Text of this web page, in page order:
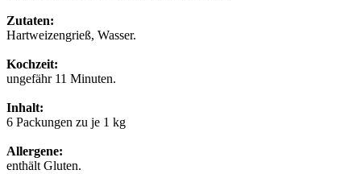
Zutaten:
Hartweizengrieß, Wasser.
Kochzeit:
ungefähr 11 Minuten.
Inhalt:
6 Packungen zu je 1 kg
Allergene:
enthält Gluten.